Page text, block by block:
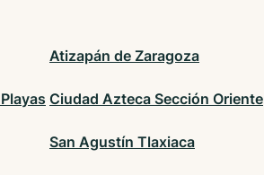
Atizapán de Zaragoza
Ciudad Azteca Sección Oriente
San Agustín Tlaxiaca